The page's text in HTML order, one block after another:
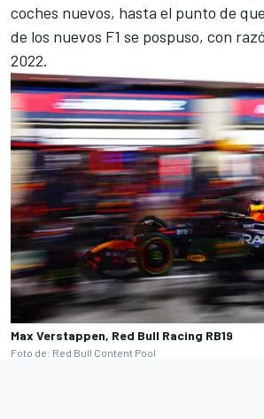
coches nuevos, hasta el punto de
de los nuevos F1 se pospuso, con
2022.
Max Verstappen, Red Bull Racing RB19
Foto de: Red Bull Content Pool